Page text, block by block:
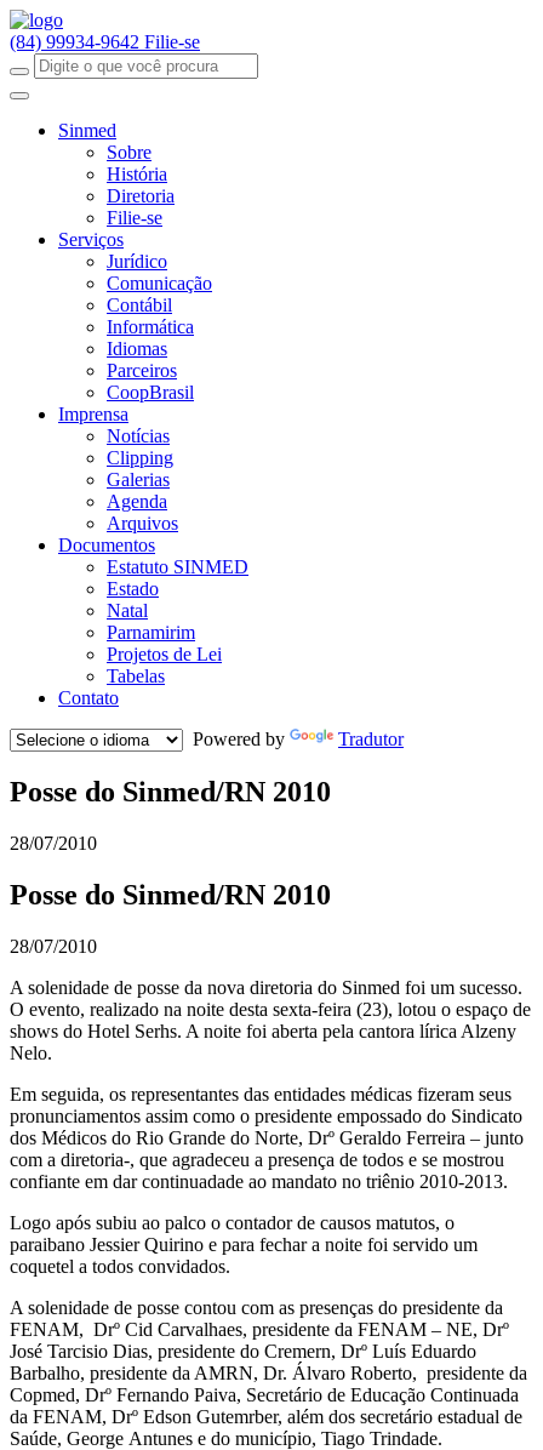
(84) 99934-9642 Filie-se
Sinmed
Sobre
História
Diretoria
Filie-se
Serviços
Jurídico
Comunicação
Contábil
Informática
Idiomas
Parceiros
CoopBrasil
Imprensa
Notícias
Clipping
Galerias
Agenda
Arquivos
Documentos
Estatuto SINMED
Estado
Natal
Parnamirim
Projetos de Lei
Tabelas
Contato
Powered by
Tradutor
Posse do Sinmed/RN 2010
28/07/2010
Posse do Sinmed/RN 2010
28/07/2010
A solenidade de posse da nova diretoria do Sinmed foi um sucesso.
O evento, realizado na noite desta sexta-feira (23), lotou o espaço de
shows do Hotel Serhs. A noite foi aberta pela cantora lírica Alzeny
Nelo.
Em seguida, os representantes das entidades médicas fizeram seus
pronunciamentos assim como o presidente empossado do Sindicato
dos Médicos do Rio Grande do Norte, Drº Geraldo Ferreira – junto
com a diretoria-, que agradeceu a presença de todos e se mostrou
confiante em dar continuadade ao mandato no triênio 2010-2013.
Logo após subiu ao palco o contador de causos matutos, o
paraibano Jessier Quirino e para fechar a noite foi servido um
coquetel a todos convidados.
A solenidade de posse contou com as presenças do presidente da
FENAM, Drº Cid Carvalhaes, presidente da FENAM – NE, Drº
José Tarcisio Dias, presidente do Cremern, Drº Luís Eduardo
Barbalho, presidente da AMRN, Dr. Álvaro Roberto, presidente da
Copmed, Drº Fernando Paiva, Secretário de Educação Continuada
da FENAM, Drº Edson Gutemrber, além dos secretário estadual de
Saúde, George Antunes e do município, Tiago Trindade.